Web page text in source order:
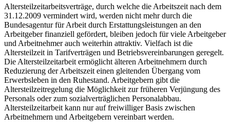
Altersteilzeitarbeitsverträge, durch welche die Arbeitszeit nach dem
31.12.2009 vermindert wird, werden nicht mehr durch die
Bundesagentur für Arbeit durch Erstattungsleistungen an den
Arbeitgeber finanziell gefördert, bleiben jedoch für viele Arbeitgeber
und Arbeitnehmer auch weiterhin attraktiv. Vielfach ist die
Altersteilzeit in Tarifverträgen und Betriebsvereinbarungen geregelt.
Die Altersteilzeitarbeit ermöglicht älteren Arbeitnehmern durch
Reduzierung der Arbeitszeit einen gleitenden Übergang vom
Erwerbsleben in den Ruhestand. Arbeitgebern gibt die
Altersteilzeitregelung die Möglichkeit zur früheren Verjüngung des
Personals oder zum sozialverträglichen Personalabbau.
Altersteilzeitarbeit kann nur auf freiwilliger Basis zwischen
Arbeitnehmern und Arbeitgebern vereinbart werden.